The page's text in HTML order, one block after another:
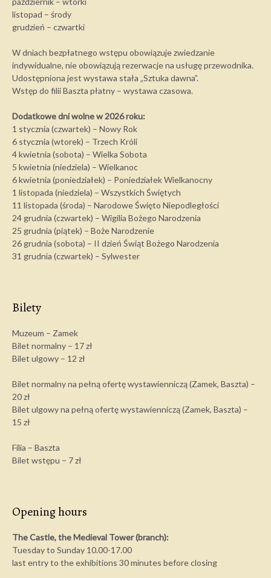
listopad – środy
grudzień – czwartki
W dniach bezpłatnego wstępu obowiązuje zwiedzanie
indywidualne, nie obowiązują rezerwacje na usługę przewodnika.
Udostępniona jest wystawa stała „Sztuka dawna”.
Wstęp do filii Baszta płatny – wystawa czasowa.
Dodatkowe dni wolne w 2026 roku:
1 stycznia (czwartek) – Nowy Rok
6 stycznia (wtorek) – Trzech Króli
4 kwietnia (sobota) – Wielka Sobota
5 kwietnia (niedziela) – Wielkanoc
6 kwietnia (poniedziałek) – Poniedziałek Wielkanocny
1 listopada (niedziela) – Wszystkich Świętych
11 listopada (środa) – Narodowe Święto Niepodległości
24 grudnia (czwartek) – Wigilia Bożego Narodzenia
25 grudnia (piątek) – Boże Narodzenie
26 grudnia (sobota) – II dzień Świąt Bożego Narodzenia
31 grudnia (czwartek) – Sylwester
Bilety
Muzeum – Zamek
Bilet normalny – 17 zł
Bilet ulgowy – 12 zł
Bilet normalny na pełną ofertę wystawienniczą (Zamek, Baszta) –
20 zł
Bilet ulgowy na pełną ofertę wystawienniczą (Zamek, Baszta) –
15 zł
Filia – Baszta
Bilet wstępu – 7 zł
Opening hours
The Castle, the Medieval Tower (branch):
Tuesday to Sunday 10.00-17.00
last entry to the exhibitions 30 minutes before closing